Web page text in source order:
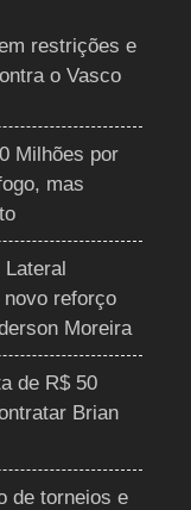
restrições e
o Vasco
Milhões por
mas
novo reforço
Moreira
de R$ 50
Brian
de torneios e